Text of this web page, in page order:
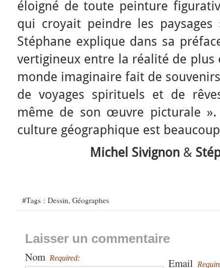
éloigné de toute peinture
qui croyait peindre les
Stéphane explique dans sa
vertigineux entre la réalité de plus
monde imaginaire fait de
de voyages spirituels et de
même de son œuvre picturale
culture géographique est
Michel Sivignon &
#Tags : Dessin, Géographes
Laisser un commentaire
Nom Required: Email